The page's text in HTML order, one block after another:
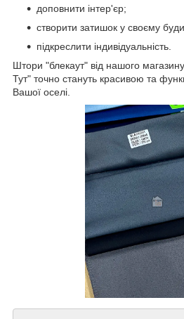
доповнити інтер'єр;
створити затишок у своєму
підкреслити індивідуальність.
Штори "блекаут" від нашого
Тут" точно стануть красивою та
Вашої оселі.